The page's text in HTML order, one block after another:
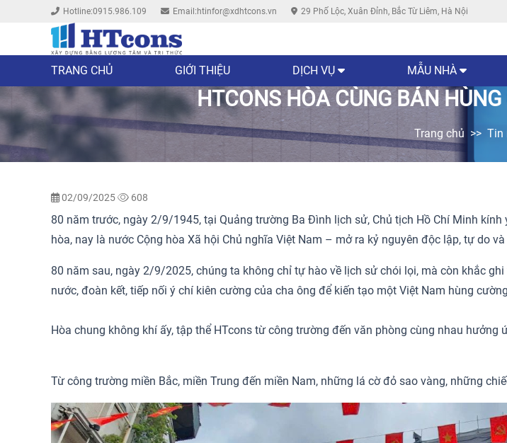
Hotline:0915.986.109 Email:htinfor@xdhtcons.vn 29 Phố Lộc, Xuân Đỉnh, Bắc Từ Liêm, Hà Nội
TRANG CHỦ GIỚI THIỆU DỊCH VỤ MẪU NHÀ
HTCONS HÒA CÙNG BẢN
Trang chủ Tin
02/09/2025 608
80 năm trước, ngày 2/9/1945, tại Quảng trường Ba Đình lịch sử, Chủ tịch Hồ Chí Minh
hòa, nay là nước Cộng hòa Xã hội Chủ nghĩa Việt Nam – mở ra kỷ nguyên độc lập, tự do
80 năm sau, ngày 2/9/2025, chúng ta không chỉ tự hào về lịch sử chói lọi, mà còn khắc
nước, đoàn kết, tiếp nối ý chí kiên cường của cha ông để kiến tạo một Việt Nam hùng
Hòa chung không khí ấy, tập thể HTcons từ công trường đến văn phòng cùng nhau hưởng
Từ công trường miền Bắc, miền Trung đến miền Nam, những lá cờ đỏ sao vàng, những